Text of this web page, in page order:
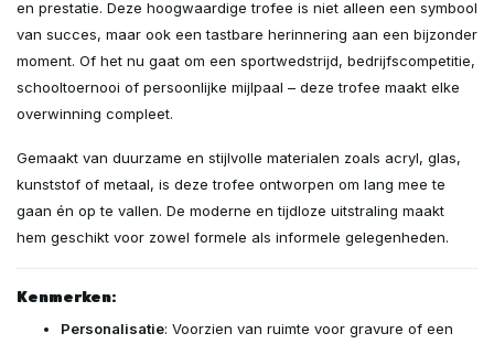
en prestatie. Deze hoogwaardige trofee is niet alleen een symbool
van succes, maar ook een tastbare herinnering aan een bijzonder
moment. Of het nu gaat om een sportwedstrijd, bedrijfscompetitie,
schooltoernooi of persoonlijke mijlpaal – deze trofee maakt elke
overwinning compleet.
Gemaakt van duurzame en stijlvolle materialen zoals acryl, glas,
kunststof of metaal, is deze trofee ontworpen om lang mee te
gaan én op te vallen. De moderne en tijdloze uitstraling maakt
hem geschikt voor zowel formele als informele gelegenheden.
Kenmerken:
Personalisatie: Voorzien van ruimte voor gravure of een